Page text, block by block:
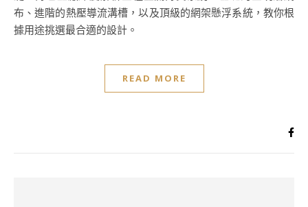
布、進階的熱壓導流溝槽，以及頂級的網架懸浮系統，教你根
據用途挑選最合適的設計。
READ MORE